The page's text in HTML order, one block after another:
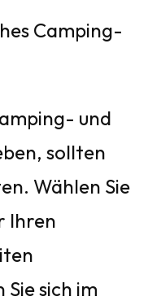
Camping-
und
sollten
Wählen Sie
Ihren
sich im